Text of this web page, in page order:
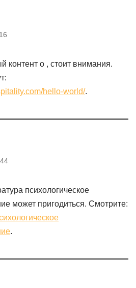
контент о , стоит внимания.
hello-world/.
психологическое
может пригодиться. Смотрите:
.